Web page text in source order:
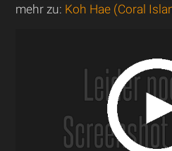
mehr zu: Koh Hae (Coral